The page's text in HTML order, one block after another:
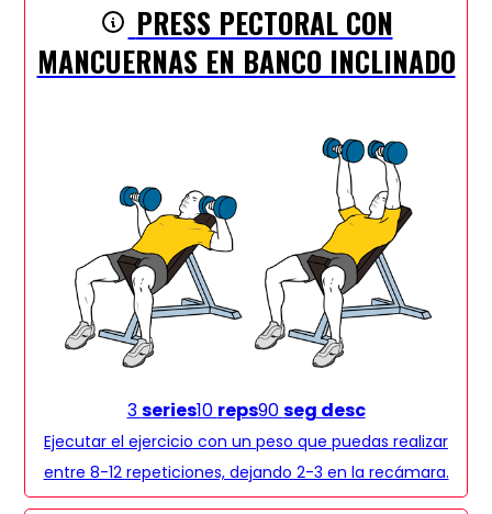
PRESS PECTORAL CON
MANCUERNAS EN BANCO INCLINADO
3series10 reps90seg desc
Ejecutar el ejercicio con un peso que puedas realizar
entre 8-12 repeticiones, dejando 2-3 en la recámara.